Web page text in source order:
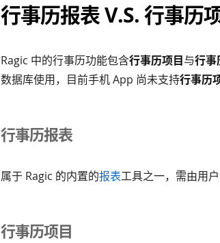
行事历报表 V.S. 行事历
Ragic 中的行事历功能包含行事历项目与行事
数据库使用，目前手机 App 尚未支持行事历
行事历报表
属于 Ragic 的内置的报表工具之一，需由用
行事历项目